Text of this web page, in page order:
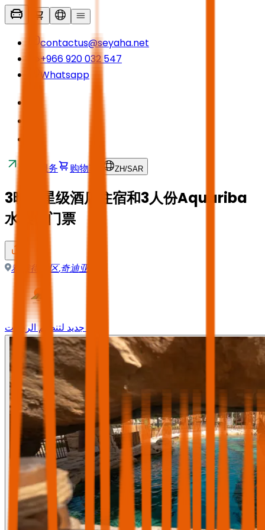
contactus@seyaha.net
+966 920 032 547
Whatsapp
接送服务 购物车 ZH/SAR
3晚五星级酒店住宿和3人份Aquariba
水族馆门票
利雅得地区,奇迪亚
وجه جديد لتنظيم الرحلات